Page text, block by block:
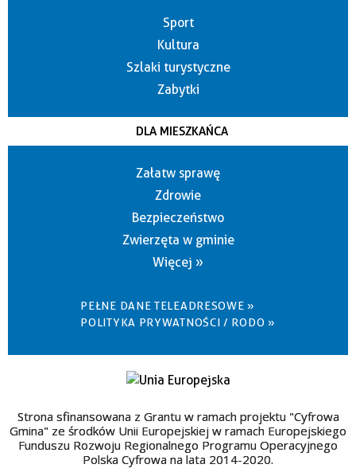
Sport
Kultura
Szlaki turystyczne
Zabytki
DLA MIESZKAŃCA
Załatw sprawę
Zdrowie
Bezpieczeństwo
Zwierzęta w gminie
Więcej »
PEŁNE DANE TELEADRESOWE »
POLITYKA PRYWATNOŚCI / RODO »
Strona sfinansowana z Grantu w ramach projektu "Cyfrowa
Gmina" ze środków Unii Europejskiej w ramach Europejskiego
Funduszu Rozwoju Regionalnego Programu Operacyjnego
Polska Cyfrowa na lata 2014-2020.